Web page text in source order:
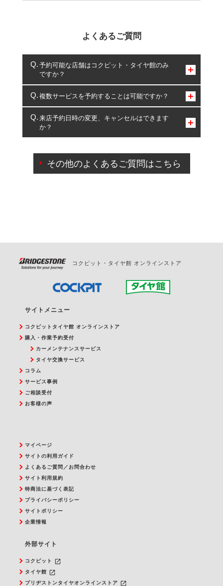
よくあるご質問
予約可能な店舗はコクピット・タイヤ館のみ
ですか？
コクピット・タイヤ館のみとなります。
複数サービスを予約することは可能ですか？
複数サービスのご予約は可能です。
一部の商品・サービスの組み合わせに限り、同時にご予約が
出来ないものもございます。
来店予約日時の変更、キャンセルはできます
か？
ご来店予約日の3営業日前を過ぎている場合のご予約
の日時変更につきましては、直接ご予約の店舗まで
その他のよくあるご質問はこちら
コクピット・タイヤ館 オンラインストア
サイトメニュー
コクピットタイヤ館 オンラインストア
購入・作業予約受付
カーメンテナンスサービス
タイヤ交換サービス
コラム
サービス事例
ご相談受付
お客様の声
マイページ
サイトの利用ガイド
よくあるご質問／お問合わせ
サイト利用規約
特商法に基づく表記
プライバシーポリシー
サイトポリシー
企業情報
外部サイト
コクピット launch
タイヤ館 launch
ブリヂストンタイヤオンラインストア launch